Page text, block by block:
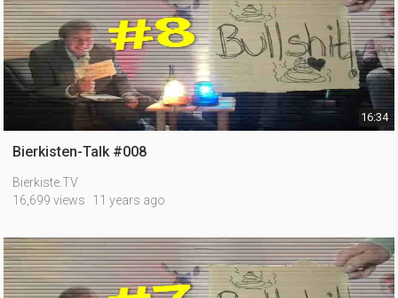
16:34
Bierkisten-Talk #008
Bierkiste.TV
16,699 views
11 years ago